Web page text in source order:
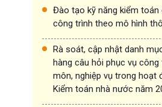
Đào tạo kỹ năng kiểm toán
công trình theo mô hình
Rà soát, cập nhật danh
hàng câu hỏi phục vụ
môn, nghiệp vụ trong hoạt
Kiểm toán nhà nước năm